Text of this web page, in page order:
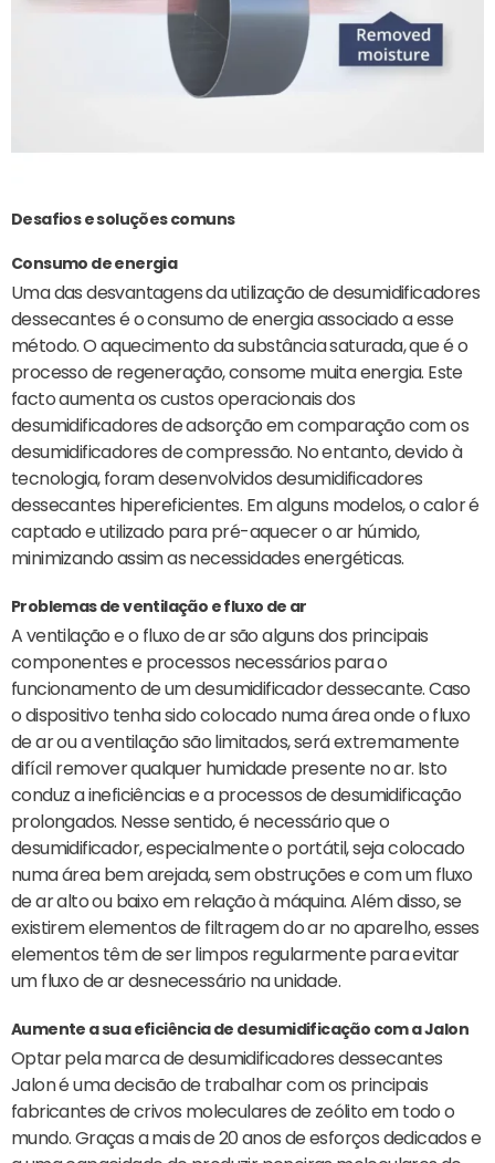
Desafios e soluções comuns
Consumo de energia
Uma das desvantagens da utilização de desumidificadores
dessecantes é o consumo de energia associado a esse
método. O aquecimento da substância saturada, que é o
processo de regeneração, consome muita energia. Este
facto aumenta os custos operacionais dos
desumidificadores de adsorção em comparação com os
desumidificadores de compressão. No entanto, devido à
tecnologia, foram desenvolvidos desumidificadores
dessecantes hipereficientes. Em alguns modelos, o calor é
captado e utilizado para pré-aquecer o ar húmido,
minimizando assim as necessidades energéticas.
Problemas de ventilação e fluxo de ar
A ventilação e o fluxo de ar são alguns dos principais
componentes e processos necessários para o
funcionamento de um desumidificador dessecante. Caso
o dispositivo tenha sido colocado numa área onde o fluxo
de ar ou a ventilação são limitados, será extremamente
difícil remover qualquer humidade presente no ar. Isto
conduz a ineficiências e a processos de desumidificação
prolongados. Nesse sentido, é necessário que o
desumidificador, especialmente o portátil, seja colocado
numa área bem arejada, sem obstruções e com um fluxo
de ar alto ou baixo em relação à máquina. Além disso, se
existirem elementos de filtragem do ar no aparelho, esses
elementos têm de ser limpos regularmente para evitar
um fluxo de ar desnecessário na unidade.
Aumente a sua eficiência de desumidificação com a Jalon
Optar pela marca de desumidificadores dessecantes
Jalon é uma decisão de trabalhar com os principais
fabricantes de crivos moleculares de zeólito em todo o
mundo. Graças a mais de 20 anos de esforços dedicados e